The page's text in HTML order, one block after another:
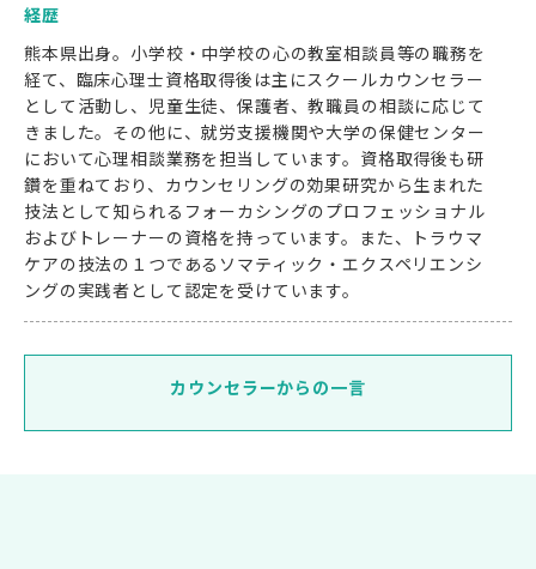
経歴
熊本県出身。小学校・中学校の心の教室相談員等の職務を
経て、臨床心理士資格取得後は主にスクールカウンセラー
として活動し、児童生徒、保護者、教職員の相談に応じて
きました。その他に、就労支援機関や大学の保健センター
において心理相談業務を担当しています。資格取得後も研
鑽を重ねており、カウンセリングの効果研究から生まれた
技法として知られるフォーカシングのプロフェッショナル
およびトレーナーの資格を持っています。また、トラウマ
ケアの技法の１つであるソマティック・エクスペリエンシ
ングの実践者として認定を受けています。
カウンセラーからの一言